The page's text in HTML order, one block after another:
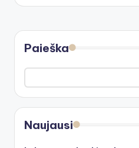
Paieška
Naujausi